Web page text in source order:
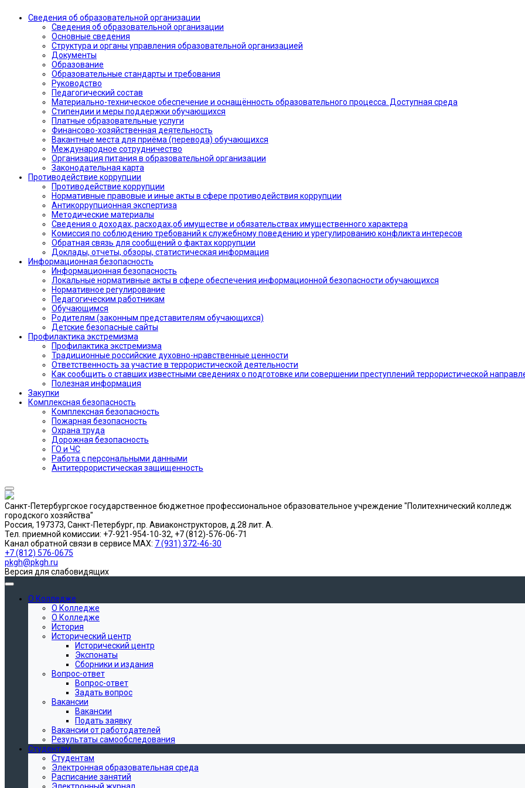
Сведения об образовательной организации
Сведения об образовательной организации
Основные сведения
Структура и органы управления образовательной организацией
Документы
Образование
Образовательные стандарты и требования
Руководство
Педагогический состав
Материально-техническое обеспечение и оснащённость образовательного процесса. Доступная среда
Стипендии и меры поддержки обучающихся
Платные образовательные услуги
Финансово-хозяйственная деятельность
Вакантные места для приёма (перевода) обучающихся
Международное сотрудничество
Организация питания в образовательной организации
Законодательная карта
Противодействие коррупции
Противодействие коррупции
Нормативные правовые и иные акты в сфере противодействия коррупции
Антикоррупционная экспертиза
Методические материалы
Сведения о доходах, расходах,об имуществе и обязательствах имущественного характера
Комиссия по соблюдению требований к служебному поведению и урегулированию конфликта интересов
Обратная связь для сообщений о фактах коррупции
Доклады, отчеты, обзоры, статистическая информация
Информационная безопасность
Информационная безопасность
Локальные нормативные акты в сфере обеспечения информационной безопасности обучающихся
Нормативное регулирование
Педагогическим работникам
Обучающимся
Родителям (законным представителям обучающихся)
Детские безопасные сайты
Профилактика экстремизма
Профилактика экстремизма
Традиционные российские духовно-нравственные ценности
Ответственность за участие в террористической деятельности
Как сообщить о ставших известными сведениях о подготовке или совершении преступлений террористической
Полезная информация
Закупки
Комплексная безопасность
Комплексная безопасность
Пожарная безопасность
Охрана труда
Дорожная безопасность
ГО и ЧС
Работа с персональными данными
Антитеррористическая защищенность
Санкт-Петербургское государственное бюджетное профессиональное образовательное учреждение "Политехнический колледж
городского хозяйства"
Россия, 197373, Санкт-Петербург, пр. Авиаконструкторов, д.28 лит. A.
Тел. приемной комиссии: +7-921-954-10-32, +7 (812)-576-06-71
Канал обратной связи в сервисе MAX: 7 (931) 372-46-30
+7 (812) 576-0675
pkgh@pkgh.ru
Версия для слабовидящих
О Колледже
О Колледже
О Колледже
История
Исторический центр
Исторический центр
Экспонаты
Сборники и издания
Вопрос-ответ
Вопрос-ответ
Задать вопрос
Вакансии
Вакансии
Подать заявку
Вакансии от работодателей
Результаты самообследования
Студентам
Студентам
Электронная образовательная среда
Расписание занятий